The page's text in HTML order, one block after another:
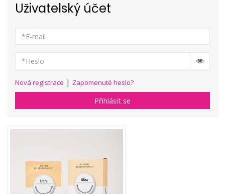
Uživatelský účet
Nová registrace | Zapomenuté heslo?
Přihlásit se